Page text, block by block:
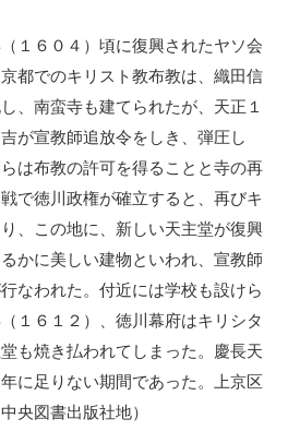
１６０４）頃に復興されたヤソ会
都でのキリスト教布教は、織田信
、南蛮寺も建てられたが、天正１
が宣教師追放令をしき、弾圧し
は布教の許可を得ることと寺の再
で徳川政権が確立すると、再びキ
、この地に、新しい天主堂が復興
かに美しい建物といわれ、宣教師
なわれた。付近には学校も設けら
１６１２）、徳川幕府はキリシタ
も焼き払われてしまった。慶長天
に足りない期間であった。上京区
央図書出版社地）